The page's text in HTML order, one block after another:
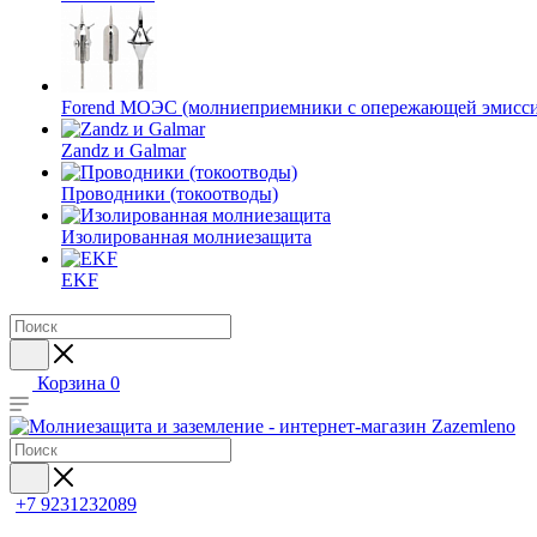
Forend МОЭС (молниеприемники с опережающей
Zandz и Galmar
Проводники (токоотводы)
Изолированная молниезащита
EKF
Корзина 0
+7 9231232089